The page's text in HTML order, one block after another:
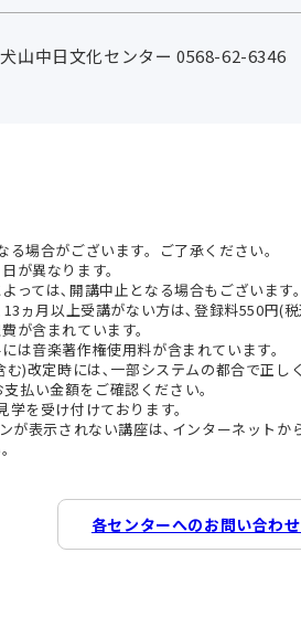
犬山中日文化センター 0568-62-6346
る場合がございます。ご了承ください。
が異なります。
っては､開講中止となる場合もございます。
ヵ月以上受講がない方は､登録料550円(
が含まれています。
は音楽著作権使用料が含まれています。
む)改定時には､一部システムの都合で正
払い金額をご確認ください。
を受け付けております。
が表示されない講座は､インターネット
各センターへのお問い合わ